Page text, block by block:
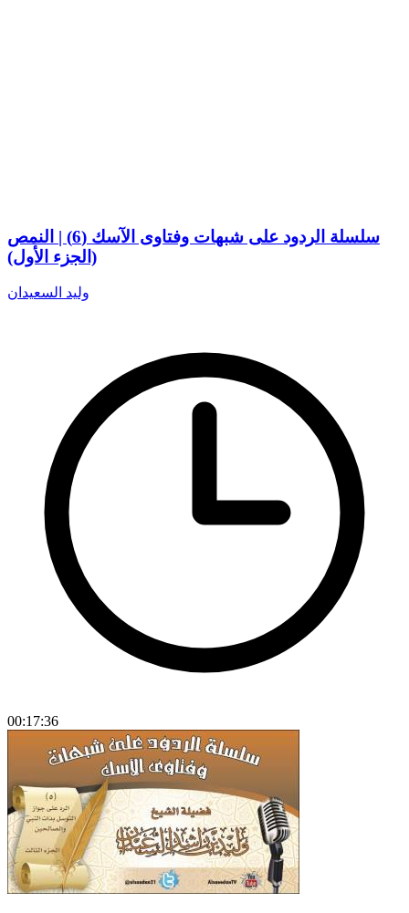
سلسلة الردود على شبهات وفتاوى الآسك (6) | النمص
(الجزء الأول)
وليد السعيدان
00:17:36